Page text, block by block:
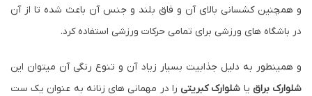
و همچنین کشسانی بالای آن و فاق بلند و جنس آن باعث شده تا از آن
در باشگاه های ورزشی برای تمامی حرکات ورزشی استفاده کرد.
و همینطور به دلیل جذابیت بسیار زیاد آن و تنوع رنگی آن میتوان این
شلوارک براق یا شلوارک کبریتی را در مهمانی های زنانه به عنوان یک ست